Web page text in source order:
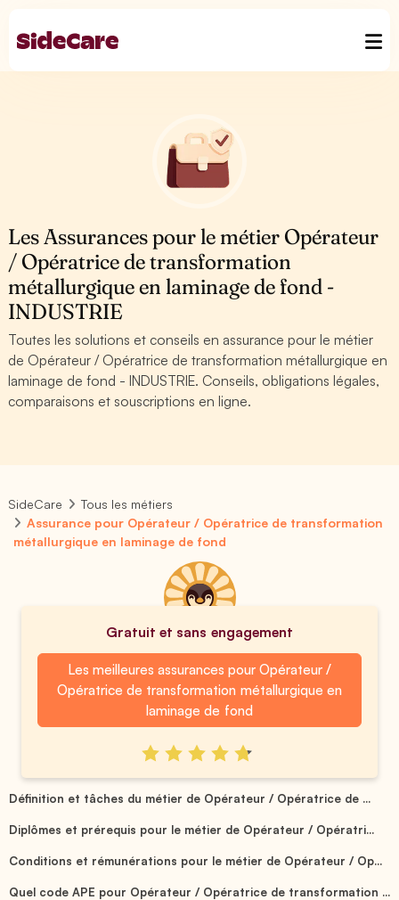
Les Assurances pour le métier Opérateur
/ Opératrice de transformation
métallurgique en laminage de fond -
INDUSTRIE
Toutes les solutions et conseils en assurance pour le métier
de Opérateur / Opératrice de transformation métallurgique en
laminage de fond - INDUSTRIE. Conseils, obligations légales,
comparaisons et souscriptions en ligne.
SideCare
Tous les métiers
Assurance pour Opérateur / Opératrice de transformation
métallurgique en laminage de fond
Gratuit et sans engagement
Les meilleures assurances pour Opérateur /
Opératrice de transformation métallurgique en
laminage de fond
Définition et tâches du métier de Opérateur / Opératrice de ...
Diplômes et prérequis pour le métier de Opérateur / Opératri...
Conditions et rémunérations pour le métier de Opérateur / Op...
Quel code APE pour Opérateur / Opératrice de transformation ...